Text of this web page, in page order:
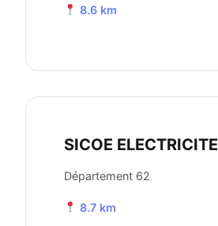
8.6 km
SICOE ELECTRICITE
Département 62
8.7 km